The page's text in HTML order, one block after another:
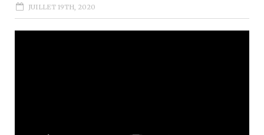
JUILLET 19TH, 2020